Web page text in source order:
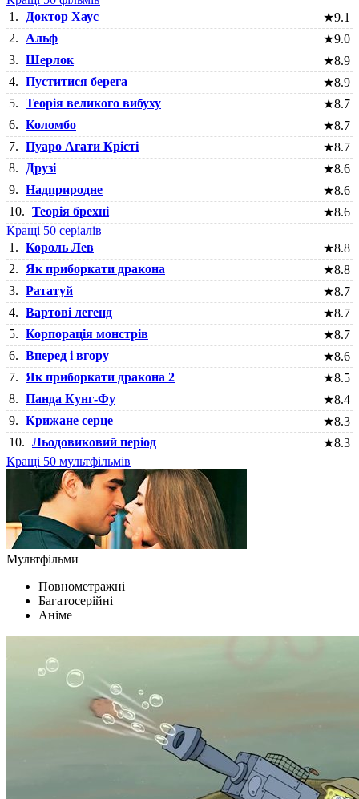
1.
Доктор Хаус ★9.1
2.
Альф ★9.0
3. Шерлок ★8.9
4. Пуститися берега ★8.9
5. Теорія великого вибуху ★8.7
6. Коломбо ★8.7
7. Пуаро Агати Крісті ★8.7
8.
Друзі ★8.6
9. Надприродне ★8.6
10. Теорія брехні ★8.6
Кращі 50 серіалів
1. Король Лев ★8.8
2.
Як приборкати дракона ★8.8
3. Рататуй ★8.7
4. Вартові легенд ★8.7
5. Корпорація монстрів ★8.7
6. Вперед і вгору ★8.6
7.
Як приборкати дракона 2 ★8.5
8. Панда Кунг-Фу ★8.4
9. Крижане серце ★8.3
10. Льодовиковий період ★8.3
Кращі 50 мультфільмів
Мультфільми
Повнометражні
Багатосерійні
Аніме